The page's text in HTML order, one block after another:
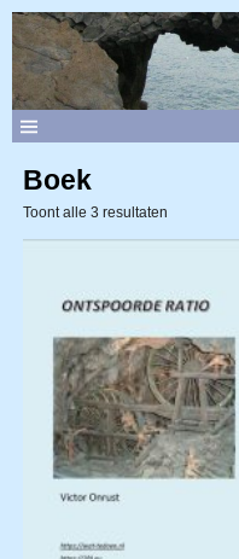
Boek
Toont alle 3 resultaten